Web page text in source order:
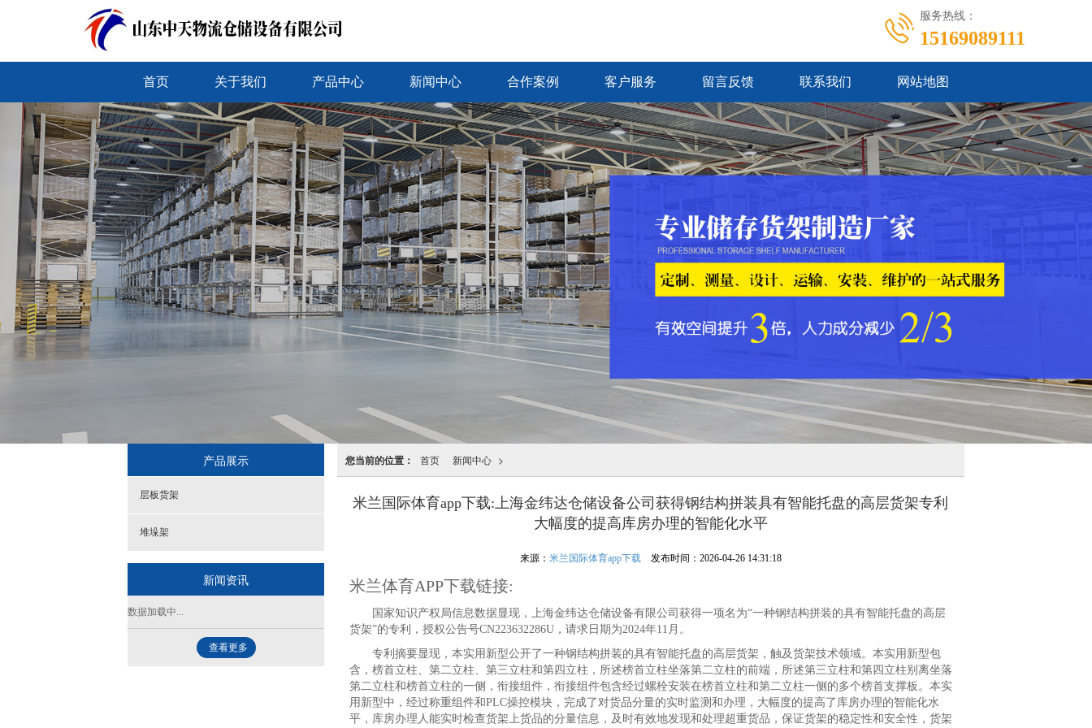
服务热线：
15169089111
首页 关于我们 产品中心 新闻中心 合作案例 客户服务 留言反馈 联系我们 网站地图
您当前的位置： 首页 >
新闻中心
米兰国际体育app下载:上海金纬达仓储设备公司获得钢结构拼装具有智能托盘的高层货架专利
大幅度的提高库房办理的智能化水平
来源： 米兰国际体育app下载发布时间：2026-04-26 14:31:18
米兰体育APP下载链接:
国家知识产权局信息数据显现，上海金纬达仓储设备有限公司获得一项名为“一种钢结构拼装的具有智能托盘的高层
货架”的专利，授权公告号CN223632286U，请求日期为2024年11月。
专利摘要显现，本实用新型公开了一种钢结构拼装的具有智能托盘的高层货架，触及货架技术领域。本实用新型包
含，榜首立柱、第二立柱、第三立柱和第四立柱，所述榜首立柱坐落第二立柱的前端，所述第三立柱和第四立柱别离坐落
第二立柱和榜首立柱的一侧，衔接组件，衔接组件包含经过螺栓安装在榜首立柱和第二立柱一侧的多个榜首支撑板。本实
用新型中，经过称重组件和PLC操控模块，完成了对货品分量的实时监测和办理，大幅度的提高了库房办理的智能化水
平，库房办理人能实时检查货架上货品的分量信息，及时有效地发现和处理超重货品，保证货架的稳定性和安全性，货架
产品展示
层板货架
堆垛架
新闻资讯
数据加载中...
查看更多